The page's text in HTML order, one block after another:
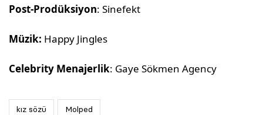
Post-Prodüksiyon: Sinefekt
Müzik: Happy Jingles
Celebrity Menajerlik: Gaye Sökmen Agency
kız sözü Molped